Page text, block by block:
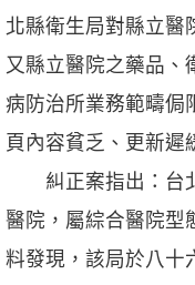
北縣衛生局對縣立醫
又縣立醫院之藥品、
病防治所業務範疇侷
頁內容貧乏、更新遲
糾正案指出：台北
醫院，屬綜合醫院型
料發現，該局於八十